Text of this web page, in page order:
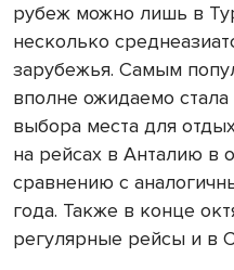
рубеж можно лишь в
несколько
зарубежья. Самым
вполне ожидаемо
выбора места для
на рейсах в Анталию в
сравнению с
года. Также в конце
регулярные рейсы и в